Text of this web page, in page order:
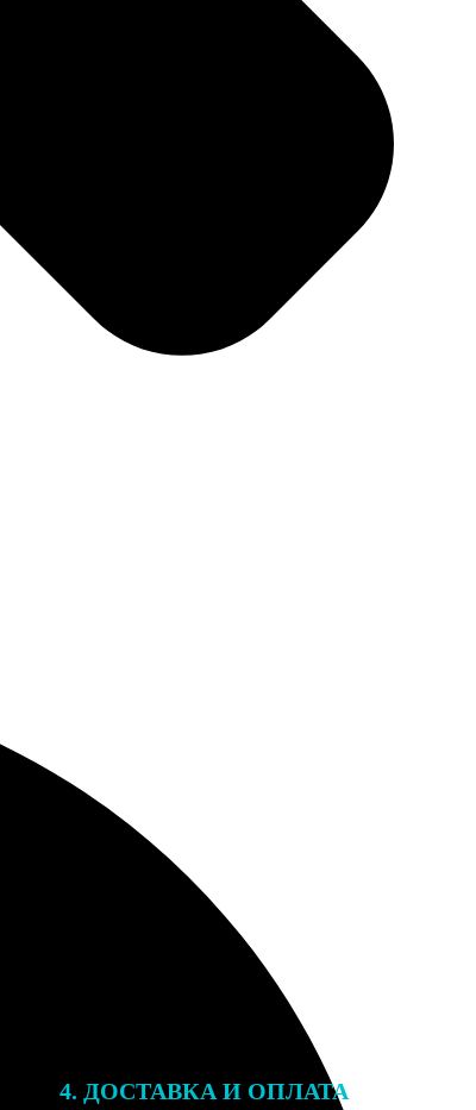
4. ДОСТАВКА И ОПЛАТА